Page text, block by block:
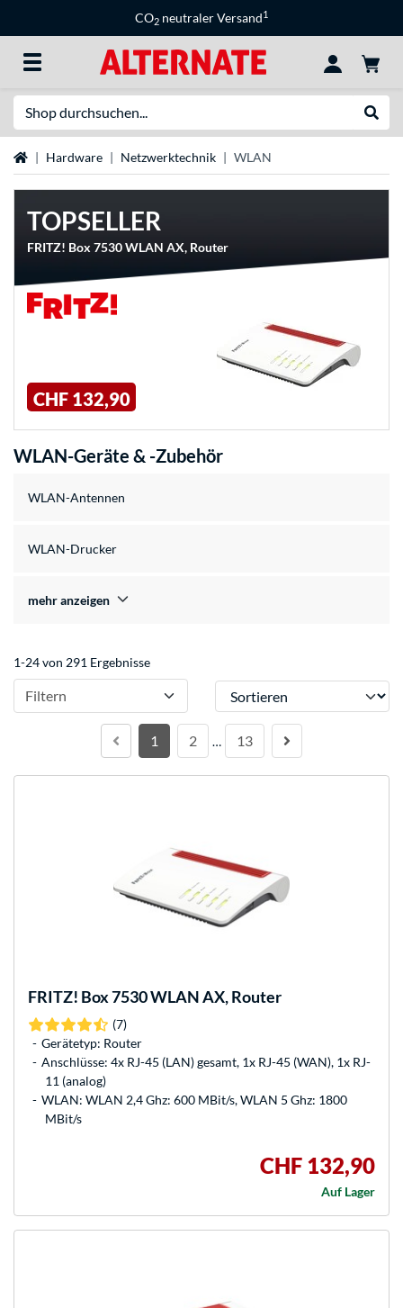
CO2 neutraler Versand1
StartseiteHardware Netzwerktechnik WLAN
TOPSELLER
FRITZ! Box 7530 WLAN AX, Router
CHF 132,90
WLAN-Geräte & -Zubehör
WLAN-Antennen
WLAN-Drucker
mehr anzeigen
1-24 von 291 Ergebnisse
Filtern Sortieren
1 2 … 13
FRITZ! Box 7530 WLAN AX, Router
(7)
Gerätetyp: Router
Anschlüsse: 4x RJ-45 (LAN) gesamt, 1x RJ-45 (WAN), 1x RJ-
11 (analog)
WLAN: WLAN 2,4 Ghz: 600 MBit/s, WLAN 5 Ghz: 1800
MBit/s
CHF 132,90
Auf Lager